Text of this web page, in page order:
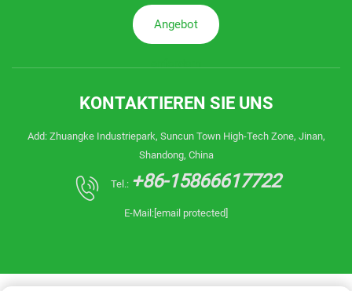
Angebot
KONTAKTIEREN SIE UNS
Add: Zhuangke Industriepark, Suncun Town High-Tech Zone, Jinan,
Shandong, China
Tel.: +86-15866617722
E-Mail: [email protected]